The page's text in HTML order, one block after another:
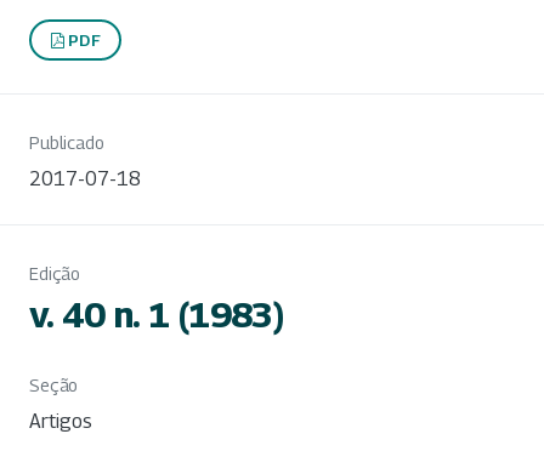
PDF
Publicado
2017-07-18
Edição
v. 40 n. 1 (1983)
Seção
Artigos